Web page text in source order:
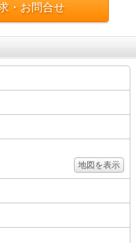
・お問合せ
地図を表示